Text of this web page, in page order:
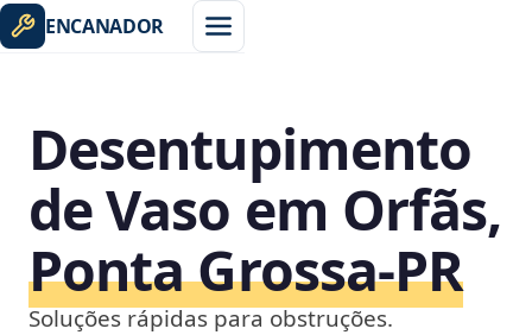
ENCANADOR
Desentupimento
de Vaso em Orfãs,
Ponta Grossa‑PR
Soluções rápidas para obstruções.